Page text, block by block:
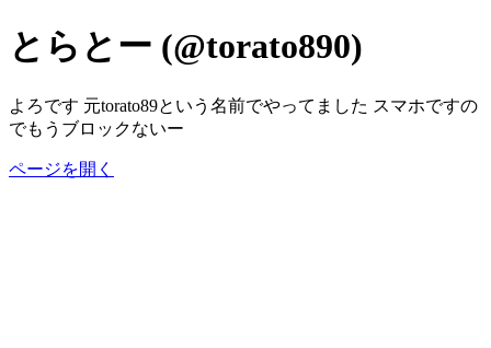
とらとー (@torato890)
よろです 元torato89という名前でやってました スマホですの
でもうブロックないー
ページを開く